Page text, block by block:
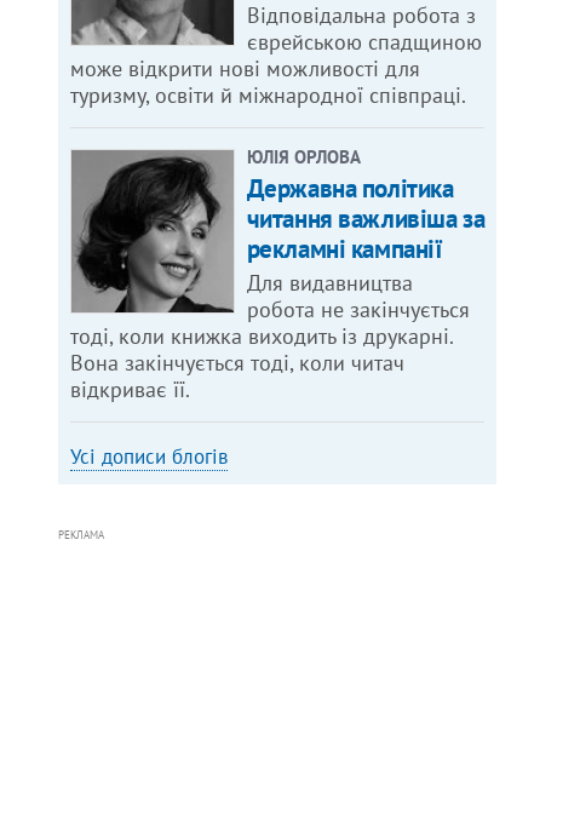
Відповідальна робота з
єврейською спадщиною
може відкрити нові можливості для
туризму, освіти й міжнародної співпраці.
ЮЛІЯ ОРЛОВА
Державна політика
читання важливіша за
рекламні кампанії
Для видавництва
робота не закінчується
тоді, коли книжка виходить із друкарні.
Вона закінчується тоді, коли читач
відкриває її.
Усі дописи блогів
РЕКЛАМА